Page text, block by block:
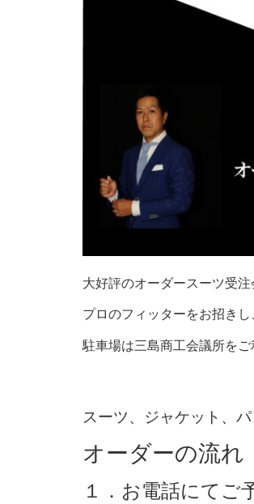
大好評のオーダースーツ受
プロのフィッターをお招き
駐車場は三島商工会議所を
スーツ、ジャケット、
オーダーの流れ
１．お電話にてご